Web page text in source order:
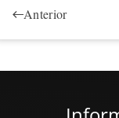
Anterior